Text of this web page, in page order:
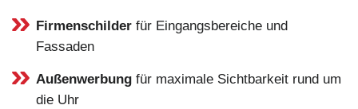
Firmenschilder für Eingangsbereiche und
Fassaden
Außenwerbung für maximale Sichtbarkeit rund um
die Uhr